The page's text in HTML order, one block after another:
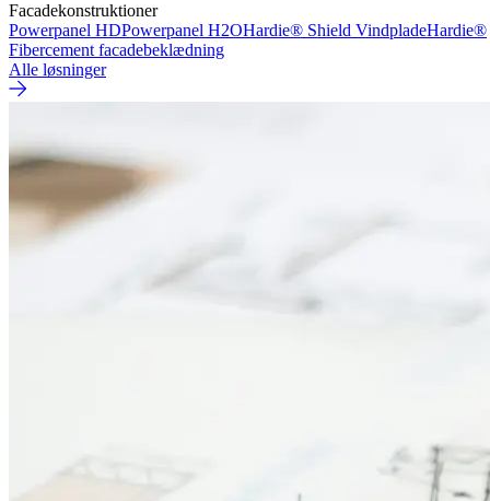
Facadekonstruktioner
Powerpanel HDPowerpanel H2OHardie® Shield VindpladeHardie®
Fibercement facadebeklædning
Alle løsninger